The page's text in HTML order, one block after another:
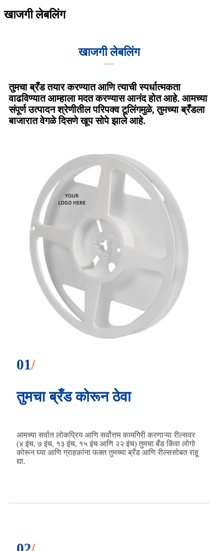
खाजगी लेबलिंग
खाजगी लेबलिंग
तुमचा ब्रँड तयार करण्यात आणि त्याची स्पर्धात्मकता
वाढविण्यात आम्हाला मदत करण्यास आनंद होत आहे. आमच्या
संपूर्ण उत्पादन श्रेणीतील परिपक्व टूलिंगमुळे, तुमच्या ब्रँडला
बाजारात वेगळे दिसणे खूप सोपे झाले आहे.
01/
तुमचा ब्रँड कोरून ठेवा
आमच्या सर्वात लोकप्रिय आणि सर्वोत्तम कामगिरी करणाऱ्या रील्सवर
(४ इंच, ७ इंच, १३ इंच, १५ इंच आणि २२ इंच) तुमचा बँड किंवा लोगो
कोरून घ्या आणि ग्राहकांना फक्त तुमच्या ब्रँड आणि रील्ससोबत राहू
द्या.